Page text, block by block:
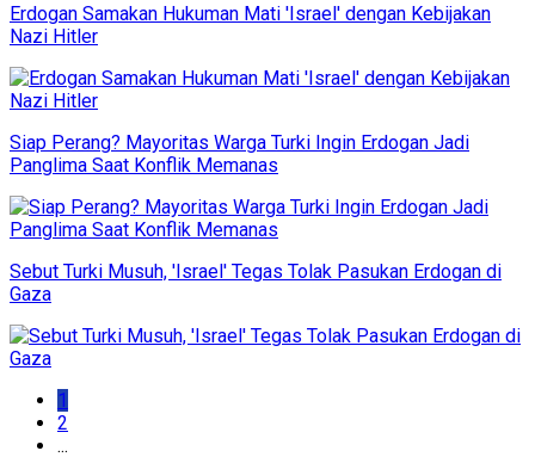
Erdogan Samakan Hukuman Mati 'Israel' dengan Kebijakan
Nazi Hitler
Siap Perang? Mayoritas Warga Turki Ingin Erdogan Jadi
Panglima Saat Konflik Memanas
Sebut Turki Musuh, 'Israel' Tegas Tolak Pasukan Erdogan di
Gaza
1
2
...